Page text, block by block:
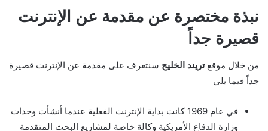
نبذة مختصرة عن مقدمة عن الإنترنت
قصيرة جداً
من خلال موقعتريند الخليج سنتعرف على مقدمة عن الإنترنت قصيرة
جداً فيما يلي
في عام 1969 كانت بداية الإنترنت الفعلية عندما أنشأت وحدات
وزارة الدفاع الأمريكية وكالة خاصة لمشاريع البحث المتقدمة